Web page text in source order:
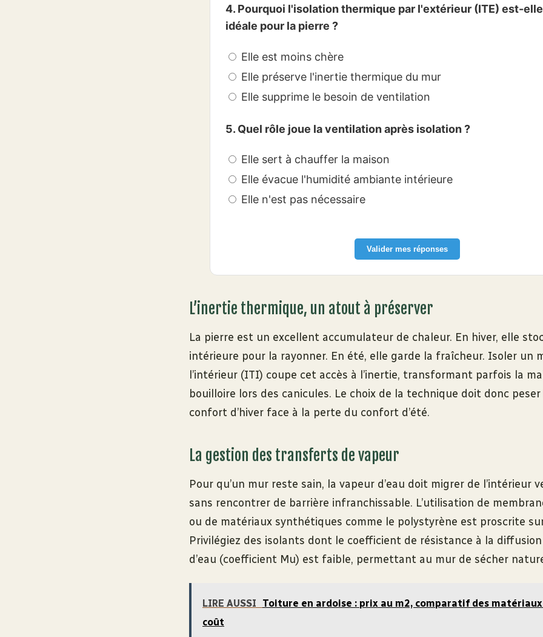
4. Pourquoi l'isolation thermique par l'extérieur (ITE) est-
idéale pour la pierre ?
Elle est moins chère
Elle préserve l'inertie thermique du mur
Elle supprime le besoin de ventilation
5. Quel rôle joue la ventilation après isolation ?
Elle sert à chauffer la maison
Elle évacue l'humidité ambiante intérieure
Elle n'est pas nécessaire
Valider mes réponses
L’inertie thermique, un atout à préserver
La pierre est un excellent accumulateur de chaleur. En hiver, elle
intérieure pour la rayonner. En été, elle garde la fraîcheur. Isoler un
l’intérieur (ITI) coupe cet accès à l’inertie, transformant parfois la
bouilloire lors des canicules. Le choix de la technique doit donc
confort d’hiver face à la perte du confort d’été.
La gestion des transferts de vapeur
Pour qu’un mur reste sain, la vapeur d’eau doit migrer de l’intérieur
sans rencontrer de barrière infranchissable. L’utilisation de
ou de matériaux synthétiques comme le polystyrène est proscrite
Privilégiez des isolants dont le coefficient de résistance à la
d’eau (coefficient Mu) est faible, permettant au mur de sécher
LIRE AUSSI
Toiture en ardoise : prix au m2, comparatif des
coût